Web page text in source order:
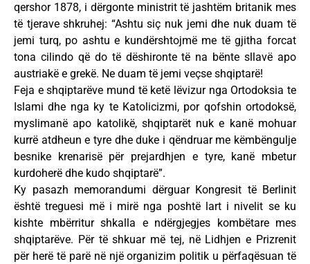
qershor 1878, i dërgonte ministrit të jashtëm britanik mes
të tjerave shkruhej: “Ashtu siç nuk jemi dhe nuk duam të
jemi turq, po ashtu e kundërshtojmë me të gjitha forcat
tona cilindo që do të dëshironte të na bënte sllavë apo
austriakë e grekë. Ne duam të jemi veçse shqiptarë!
Feja e shqiptarëve mund të ketë lëvizur nga Ortodoksia te
Islami dhe nga ky te Katolicizmi, por qofshin ortodoksë,
myslimanë apo katolikë, shqiptarët nuk e kanë mohuar
kurrë atdheun e tyre dhe duke i qëndruar me këmbëngulje
besnike krenarisë për prejardhjen e tyre, kanë mbetur
kurdoherë dhe kudo shqiptarë”.
Ky pasazh memorandumi dërguar Kongresit të Berlinit
është treguesi më i mirë nga poshtë lart i nivelit se ku
kishte mbërritur shkalla e ndërgjegjes kombëtare mes
shqiptarëve. Për të shkuar më tej, në Lidhjen e Prizrenit
për herë të parë në një organizim politik u përfaqësuan të